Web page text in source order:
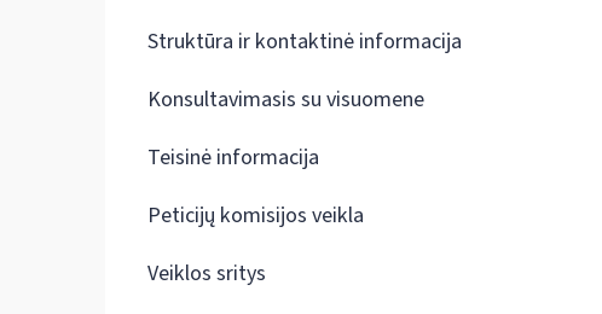
Struktūra ir kontaktinė informacija
Konsultavimasis su visuomene
Teisinė informacija
Peticijų komisijos veikla
Veiklos sritys